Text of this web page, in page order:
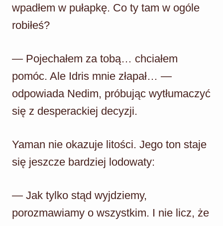
wpadłem w pułapkę. Co ty tam w ogóle
robiłeś?
— Pojechałem za tobą… chciałem
pomóc. Ale Idris mnie złapał… —
odpowiada Nedim, próbując wytłumaczyć
się z desperackiej decyzji.
Yaman nie okazuje litości. Jego ton staje
się jeszcze bardziej lodowaty:
— Jak tylko stąd wyjdziemy,
porozmawiamy o wszystkim. I nie licz, że